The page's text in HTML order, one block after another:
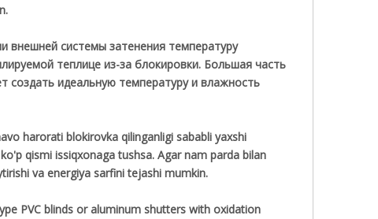
внешней системы затенения температуру
теплице из-за блокировки. Большая часть
создать идеальную температуру и влажность
harorati blokirovka qilinganligi sababli yaxshi
qismi issiqxonaga tushsa. Agar nam parda bilan
va energiya sarfini tejashi mumkin.
PVC blinds or aluminum shutters with oxidation